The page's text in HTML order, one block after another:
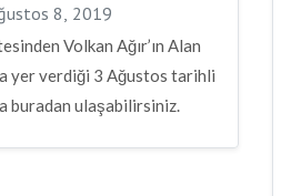
8, 2019
Volkan Ağır’ın Alan
yer verdiği 3 Ağustos tarihli
buradan ulaşabilirsiniz.